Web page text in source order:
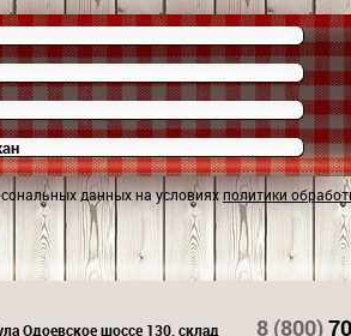
данных на условияхполитики
Одоевское шоссе 130, склад 8 (800)